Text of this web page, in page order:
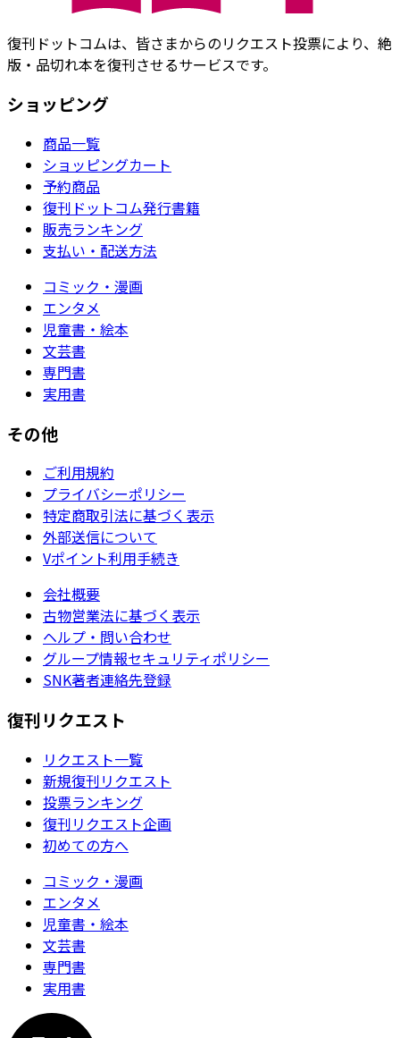
復刊ドットコムは、皆さまからのリクエスト投票により、絶
版・品切れ本を復刊させるサービスです。
ショッピング
商品一覧
ショッピングカート
予約商品
復刊ドットコム発行書籍
販売ランキング
支払い・配送方法
コミック・漫画
エンタメ
児童書・絵本
文芸書
専門書
実用書
その他
ご利用規約
プライバシーポリシー
特定商取引法に基づく表示
外部送信について
Vポイント利用手続き
会社概要
古物営業法に基づく表示
ヘルプ・問い合わせ
グループ情報セキュリティポリシー
SNK著者連絡先登録
復刊リクエスト
リクエスト一覧
新規復刊リクエスト
投票ランキング
復刊リクエスト企画
初めての方へ
コミック・漫画
エンタメ
児童書・絵本
文芸書
専門書
実用書